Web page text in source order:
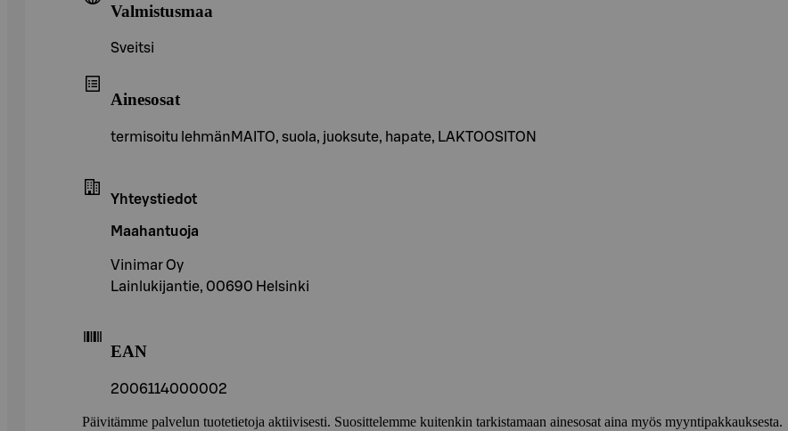
Valmistusmaa
Sveitsi
Ainesosat
termisoitu lehmänMAITO, suola, juoksute, hapate, LAKTOOSITON
Yhteystiedot
Maahantuoja
Vinimar Oy
Lainlukijantie, 00690 Helsinki
EAN
2006114000002
Päivitämme palvelun tuotetietoja aktiivisesti. Suosittelemme kuitenkin tarkistamaan ainesosat aina myös myyntipakkauksesta.